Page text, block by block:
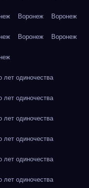
Воронеж Воронеж
Воронеж Воронеж
лет одиночества
лет одиночества
лет одиночества
лет одиночества
лет одиночества
лет одиночества